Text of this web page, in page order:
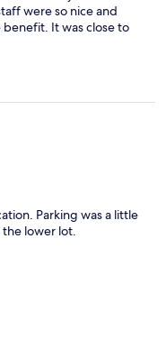
were so nice and
benefit. It was close to
Parking was a little
lower lot.